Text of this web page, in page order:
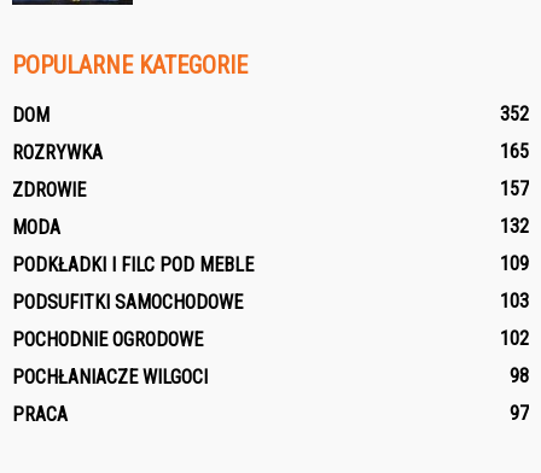
POPULARNE KATEGORIE
DOM
352
ROZRYWKA
165
ZDROWIE
157
MODA
132
PODKŁADKI I FILC POD MEBLE
109
PODSUFITKI SAMOCHODOWE
103
POCHODNIE OGRODOWE
102
POCHŁANIACZE WILGOCI
98
PRACA
97